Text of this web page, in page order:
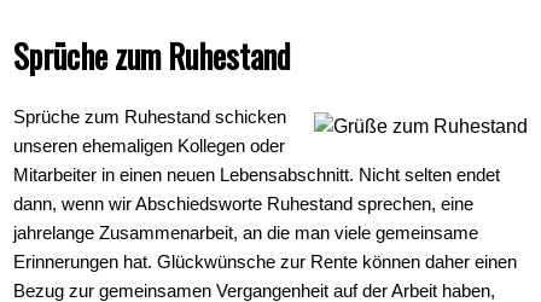
Sprüche zum Ruhestand
Sprüche zum Ruhestand schicken
unseren ehemaligen Kollegen oder
Mitarbeiter in einen neuen Lebensabschnitt. Nicht selten endet
dann, wenn wir Abschiedsworte Ruhestand sprechen, eine
jahrelange Zusammenarbeit, an die man viele gemeinsame
Erinnerungen hat. Glückwünsche zur Rente können daher einen
Bezug zur gemeinsamen Vergangenheit auf der Arbeit haben,